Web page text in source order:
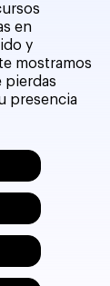
en
y
mostramos
pierdas
presencia